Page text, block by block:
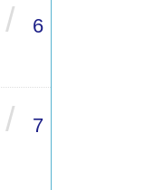
/ 6
/ 7